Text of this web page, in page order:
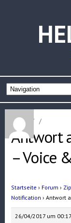
Home / /
Antwort
– Voice
Startseite › Forum ›
Notification › Antwort
26/04/2017 um